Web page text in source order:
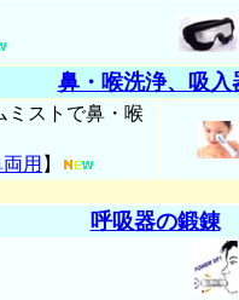
鼻・喉洗浄、吸入
ミストで鼻・喉
用 】
呼吸器の鍛錬